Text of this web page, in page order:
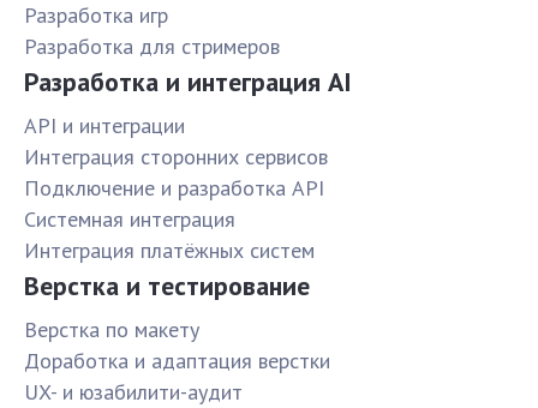
Разработка игр
Разработка для стримеров
Разработка и интеграция AI
API и интеграции
Интеграция сторонних сервисов
Подключение и разработка API
Системная интеграция
Интеграция платёжных систем
Верстка и тестирование
Верстка по макету
Доработка и адаптация верстки
UX- и юзабилити-аудит